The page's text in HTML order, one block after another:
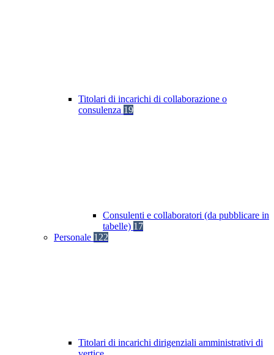
Titolari di incarichi di collaborazione o
consulenza 19
Consulenti e collaboratori (da pubblicare in
tabelle) 17
Personale 122
Titolari di incarichi dirigenziali amministrativi di